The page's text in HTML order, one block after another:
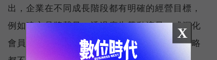
出，企業在不同成長階段都有明確的經營目標，
例如建立品牌聲量、透過廣告帶動流量，或深化
會員經營、提升顧客價值。然而，任何一項策略
X